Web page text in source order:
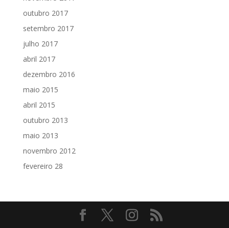
outubro 2017
setembro 2017
julho 2017
abril 2017
dezembro 2016
maio 2015
abril 2015
outubro 2013
maio 2013
novembro 2012
fevereiro 28